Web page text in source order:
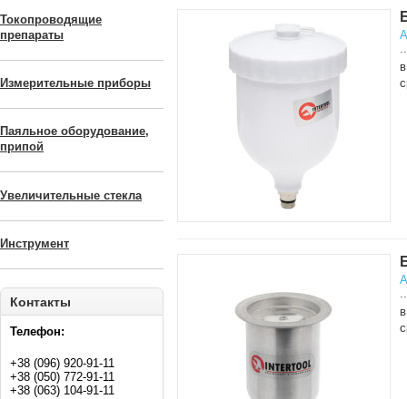
Токопроводящие
препараты
Измерительные приборы
Паяльное оборудование,
припой
Увеличительные стекла
Инструмент
Контакты
Телефон:
+38 (096) 920-91-11
+38 (050) 772-91-11
+38 (063) 104-91-11
..
..